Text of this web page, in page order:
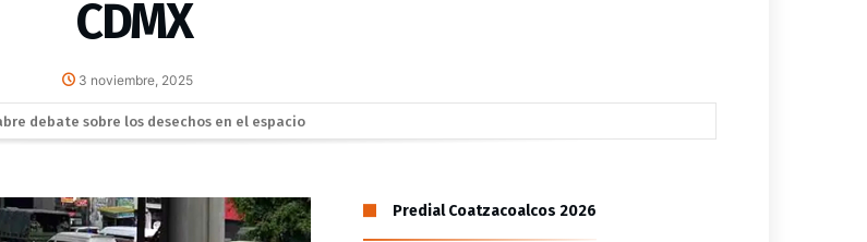
CDMX
3 noviembre, 2025
el dominio de la Liga MX
para impulsar la economía local en el mercado Cuauhtémoc
Rosaldo García entrega apoyos derivados de las audiencias ciudadanas
Predial Coatzacoalcos 2026